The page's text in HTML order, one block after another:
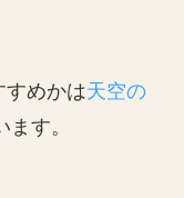
すめかは天空の
す。